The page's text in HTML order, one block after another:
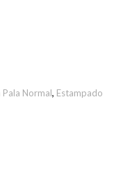
Normal, Estampado